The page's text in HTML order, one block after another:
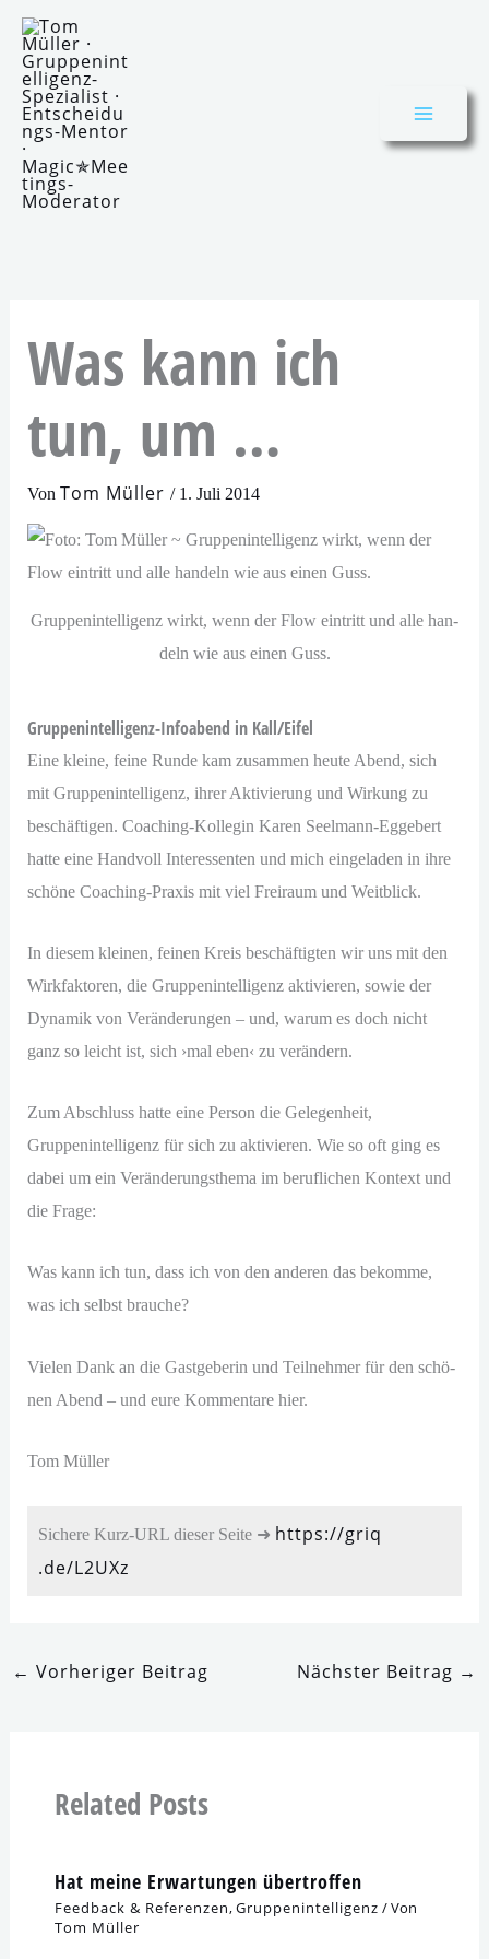
Zum
Inhalt
springen
Was kann ich
tun, um …
VonTom Müller/ 1. Juli 2014
Gruppenintelligenz wirkt, wenn der Flow ein­tritt und alle han­
deln wie aus einen Guss.
Gruppenintelligenz-Infoabend in Kall/​Eifel
Eine klei­ne, fei­ne Runde kam zusam­men heu­te Abend, sich
mit Gruppenintelligenz, ihrer Aktivierung und Wirkung zu
beschäf­ti­gen. Coaching-Kollegin Karen Seelmann-Eggebert
hat­te eine Handvoll Interessenten und mich ein­ge­la­den in ihre
schö­ne Coaching-Praxis mit viel Freiraum und Weitblick.
In die­sem klei­nen, fei­nen Kreis beschäf­tig­ten wir uns mit den
Wirkfaktoren, die Gruppenintelligenz akti­vie­ren, sowie der
Dynamik von Veränderungen – und, war­um es doch nicht
ganz so leicht ist, sich ›mal eben‹ zu verändern.
Zum Abschluss hat­te eine Person die Gelegenheit,
Gruppenintelligenz für sich zu akti­vie­ren. Wie so oft ging es
dabei um ein Veränderungsthema im beruf­li­chen Kontext und
die Frage:
Was kann ich tun, dass ich von den ande­ren das bekom­me,
was ich selbst brauche?
Vielen Dank an die Gastgeberin und Teilnehmer für den schö­
nen Abend – und eure Kommentare hier.
Tom Müller
Sichere Kurz-URL die­ser Seite ➜ https://​griq​
.de/​L​2​UXz
← Vorheriger Beitrag Nächster Beitrag →
Related Posts
Hat mei­ne Erwartungen übertroffen
Feedback & Referenzen,Gruppenintelligenz / Von
Tom Müller